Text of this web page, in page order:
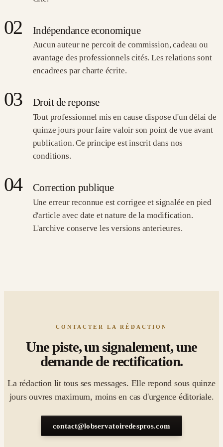
02 Indépendance economique
Aucun auteur ne percoit de commission, cadeau ou
avantage des professionnels cités. Les relations sont
encadrees par charte écrite.
03 Droit de reponse
Tout professionnel mis en cause dispose d'un délai de
quinze jours pour faire valoir son point de vue avant
publication. Ce principe est inscrit dans nos
conditions.
04 Correction publique
Une erreur reconnue est corrigee et signalée en pied
d'article avec date et nature de la modification.
L'archive conserve les versions anterieures.
CONTACTER LA RÉDACTION
Une piste, un signalement, une
demande de rectification.
La rédaction lit tous ses messages. Elle repond sous quinze
jours ouvres maximum, moins en cas d'urgence éditoriale.
contact@lobservatoiredespros.com